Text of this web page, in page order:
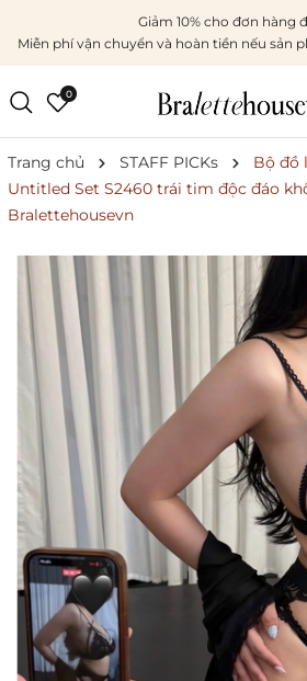
Giảm 10% cho đơn hàng
Miễn phí vận chuyển và hoàn tiền nếu sản
0
Trang chủ STAFF PICKs
Bộ đồ
Untitled Set S2460 trái tim độc đáo
Bralettehousevn